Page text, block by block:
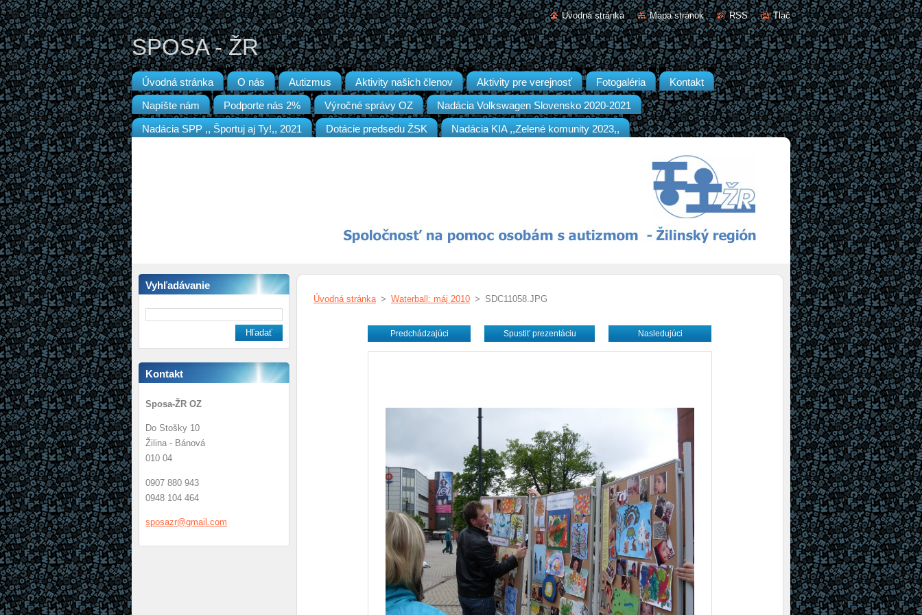
Úvodná stránka Mapa stránok RSS Tlač
SPOSA - ŽR
Úvodná stránka O nás Autizmus Aktivity našich členov Aktivity pre verejnosť Fotogaléria Kontakt
Napíšte nám Podporte nás 2% Výročné správy OZ Nadácia Volkswagen Slovensko 2020-2021
Nadácia SPP ,, Športuj aj Ty!,, 2021 Dotácie predsedu ŽSK Nadácia KIA ,,Zelené komunity 2023,,
Vyhľadávanie
Kontakt
Sposa-ŽR OZ
Do Stošky 10
Žilina - Bánová
010 04
0907 880 943
0948 104 464
sposazr@gmail.com
Úvodná stránka > Waterball: máj 2010 > SDC11058.JPG
Predchádzajúci Spustiť prezentáciu Nasledujúci